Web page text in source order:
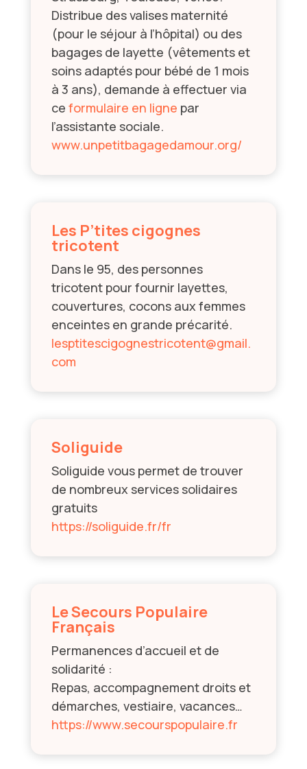
Distribue des valises maternité
(pour le séjour à l’hôpital) ou des
bagages de layette (vêtements et
soins adaptés pour bébé de 1 mois
à 3 ans), demande à effectuer via
ce formulaire en ligne par
l’assistante sociale.
www.unpetitbagagedamour.org/
Les P’tites cigognes
tricotent
Dans le 95, des personnes
tricotent pour fournir layettes,
couvertures, cocons aux femmes
enceintes en grande précarité.
lesptitescigognestricotent@gmail.
com
Soliguide
Soliguide vous permet de trouver
de nombreux services solidaires
gratuits
https://soliguide.fr/fr
Le Secours Populaire
Français
Permanences d’accueil et de
solidarité :
Repas, accompagnement droits et
démarches, vestiaire, vacances…
https://www.secourspopulaire.fr